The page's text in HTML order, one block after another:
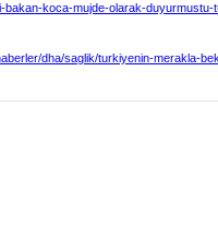
bakan-koca-mujde-olarak-
dha/saglik/turkiyenin-merakla-